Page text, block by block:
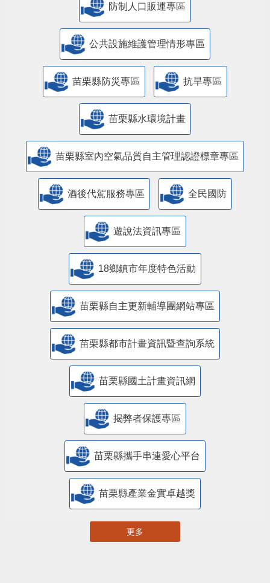
防制人口販運專區
​公共設施維護管理情形專區
苗栗縣防災專區 抗旱專區
苗栗縣水環境計畫
苗栗縣室內空氣品質自主管理認證標章專區
酒後代駕服務專區 全民國防
遊說法資訊專區
18鄉鎮市年度特色活動
苗栗縣自主更新輔導團網站專區
苗栗縣都市計畫資訊暨查詢系統
苗栗縣國土計畫資訊網
揭弊者保護專區
苗栗縣攜手串連愛心平台
苗栗縣產業金實卓越獎
更多